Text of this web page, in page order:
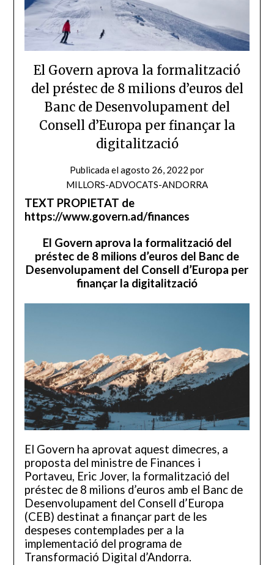
El Govern aprova la formalització
del préstec de 8 milions d’euros del
Banc de Desenvolupament del
Consell d’Europa per finançar la
digitalització
Publicada elagosto 26, 2022 por
MILLORS-ADVOCATS-ANDORRA
TEXT PROPIETAT de
https://www.govern.ad/finances
El Govern aprova la formalització del
préstec de 8 milions d’euros del Banc de
Desenvolupament del Consell d’Europa per
finançar la digitalització
El Govern ha aprovat aquest dimecres, a
proposta del ministre de Finances i
Portaveu, Eric Jover, la formalització del
préstec de 8 milions d’euros amb el Banc de
Desenvolupament del Consell d’Europa
(CEB) destinat a finançar part de les
despeses contemplades per a la
implementació del programa de
Transformació Digital d’Andorra.